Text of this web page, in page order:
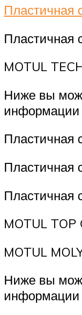
Пластичная
Пластичная
MOTUL
Ниже вы
информации
Пластичная
Пластичная
Пластичная
MOTUL TOP
MOTUL
Ниже вы
информации